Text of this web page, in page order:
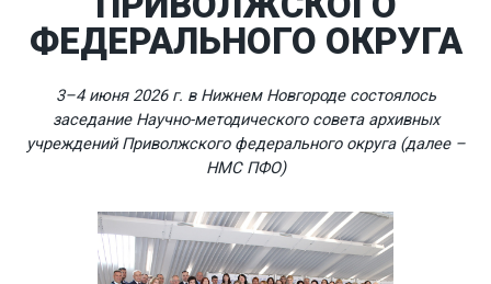
ФЕДЕРАЛЬНОГО ОКРУГА
3–4 июня 2026 г. в Нижнем Новгороде состоялось
заседание Научно-методического совета архивных
учреждений Приволжского федерального округа (далее –
НМС ПФО)